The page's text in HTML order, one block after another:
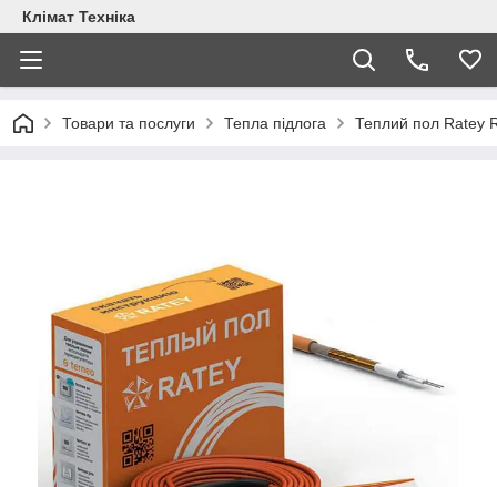
Клімат Техніка
Товари та послуги Тепла підлога Теплий пол Ratey